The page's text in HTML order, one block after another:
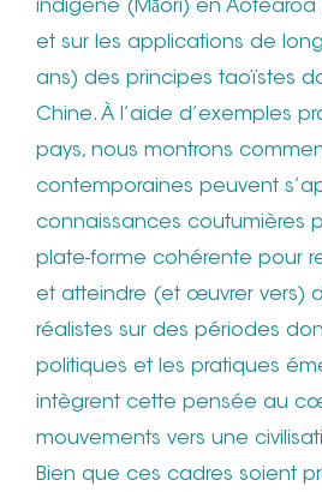
indigène (Māori) en Aotearoa
et sur les applications de
ans) des principes taoïstes
Chine. À l’aide d’exemples
pays, nous montrons
contemporaines peuvent
connaissances coutumières
plate-forme cohérente pour
et atteindre (et œuvrer vers)
réalistes sur des périodes
politiques et les pratiques
intègrent cette pensée au
mouvements vers une
Bien que ces cadres soient